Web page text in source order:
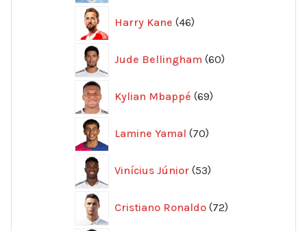
Harry Kane 46
produkter
Jude Bellingham 60
produkter
Kylian Mbappé 69
produkter
Lamine Yamal 70
produkter
Vinícius Júnior 53
produkter
Cristiano Ronaldo 72
produkter